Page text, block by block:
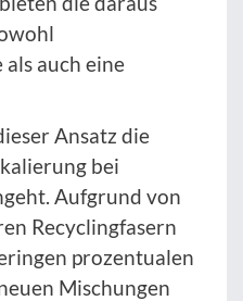
auch eine
Ansatz die
bei
Aufgrund von
Recyclingfasern
prozentualen
Mischungen